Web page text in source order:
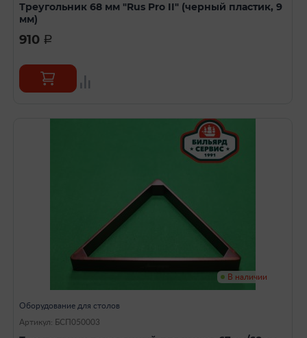
Треугольник 68 мм "Rus Pro II" (черный пластик, 9
мм)
910 a
В наличии
Оборудование для столов
Артикул: БСП050003